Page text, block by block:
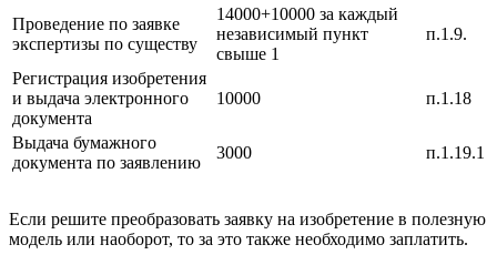
Проведение по заявке
экспертизы по существу
14000+10000 за каждый
независимый пункт
свыше 1
п.1.9.
Регистрация изобретения
и выдача электронного
документа
10000 п.1.18
Выдача бумажного
документа по заявлению
3000 п.1.19.1
Если решите преобразовать заявку на изобретение в полезную
модель или наоборот, то за это также необходимо заплатить.